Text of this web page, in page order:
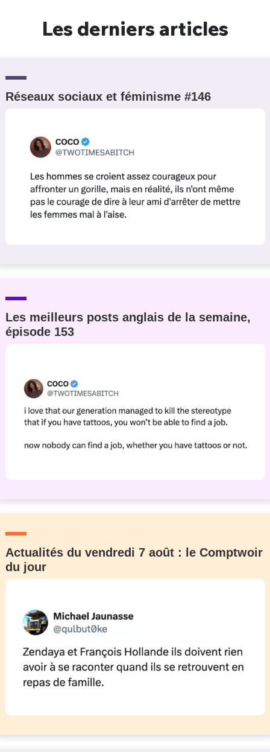
Les derniers articles
Réseaux sociaux et féminisme #146
Les meilleurs posts anglais de la semaine,
épisode 153
Actualités du vendredi 7 août : le Comptwoir
du jour
Un Thread